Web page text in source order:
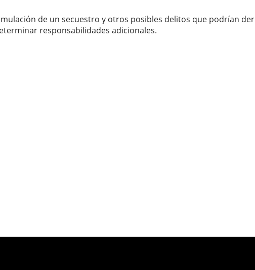
de un secuestro y otros posibles delitos que podrían
responsabilidades adicionales.